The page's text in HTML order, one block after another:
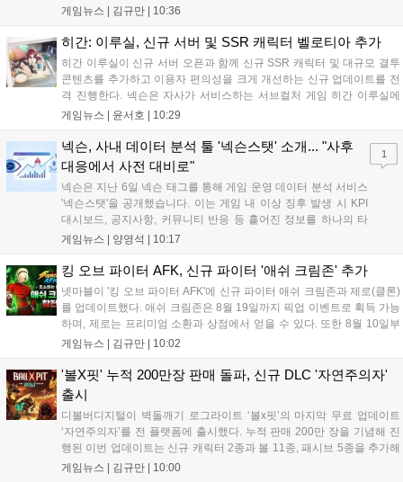
11일부터는 게임 실행 시 할인 쿠폰을 지급하는 오픈 기념 이벤트도 진
있는 환경을 조성해 창작자와 이용자 모두에게 새로운 경험을 제공할 것
으로 기대된다....
게임뉴스 | 김규만 10:36
히간: 이루실, 신규 서버 및 SSR 캐릭터 벨로티아 추가
히간 이루실이 신규 서버 오픈과 함께 신규 SSR 캐릭터 및 대규모 결투
콘텐츠를 추가하고 이용자 편의성을 크게 개선하는 신규 업데이트를 전
격 진행한다. 넥슨은 자사가 서비스하는 서브컬처 게임 히간 이루실에
신규 서버 'world3'을 개설하고 신규 캐릭터 및 이벤트 스토리를 포함한
큐버스...
게임뉴스 | 윤서호 10:29
넥슨, 사내 데이터 분석 툴 '넥슨스탯' 소개... "사후
대응에서 사전 대비로"
넥슨은 지난 6일 넥슨 태그를 통해 게임 운영 데이터 분석 서비스
'넥슨스탯'을 공개했습니다. 이는 게임 내 이상 징후 발생 시 KPI
대시보드, 공지사항, 커뮤니티 반응 등 흩어진 정보를 하나의 타
임라인에 연결해 원인을 빠르게 파악하도록 돕는 관제 허브입니
중심의 운영 방식을 사전 대비 체계로 전환하며 데이터 기반의 효
율적인 의사결정을 지원하고 있습니다....
게임뉴스 | 양영석 10:17
1
킹 오브 파이터 AFK, 신규 파이터 '애쉬 크림존' 추가
넷마블이 '킹 오브 파이터 AFK'에 신규 파이터 애쉬 크림존과 제로(클론)
를 업데이트했다. 애쉬 크림존은 8월 19일까지 픽업 이벤트로 획득 가능
하며, 제로는 프리미엄 소환과 상점에서 얻을 수 있다. 또한 8월 10일부
터 14일까지 럭키 엘피 이벤트로 론을, 13일부터 26일까지 트로피칼 아
로 전략적 전투의 재미가 더욱 강화될 것으로 기대된다....
게임뉴스 | 김규만 10:02
'볼X핏' 누적 200만장 판매 돌파, 신규 DLC '자연주의자'
출시
디볼버디지털이 벽돌깨기 로그라이트 ‘볼x핏’의 마지막 무료 업데이트
‘자연주의자’를 전 플랫폼에 출시했다. 누적 판매 200만 장을 기념해 진
행된 이번 업데이트는 신규 캐릭터 2종과 볼 11종, 패시브 5종을 추가해
전략적 재미를 높였다. 게임은 PC와 콘솔, 모바일에서 한글판으로 즐길
게임뉴스 | 김규만 10:00